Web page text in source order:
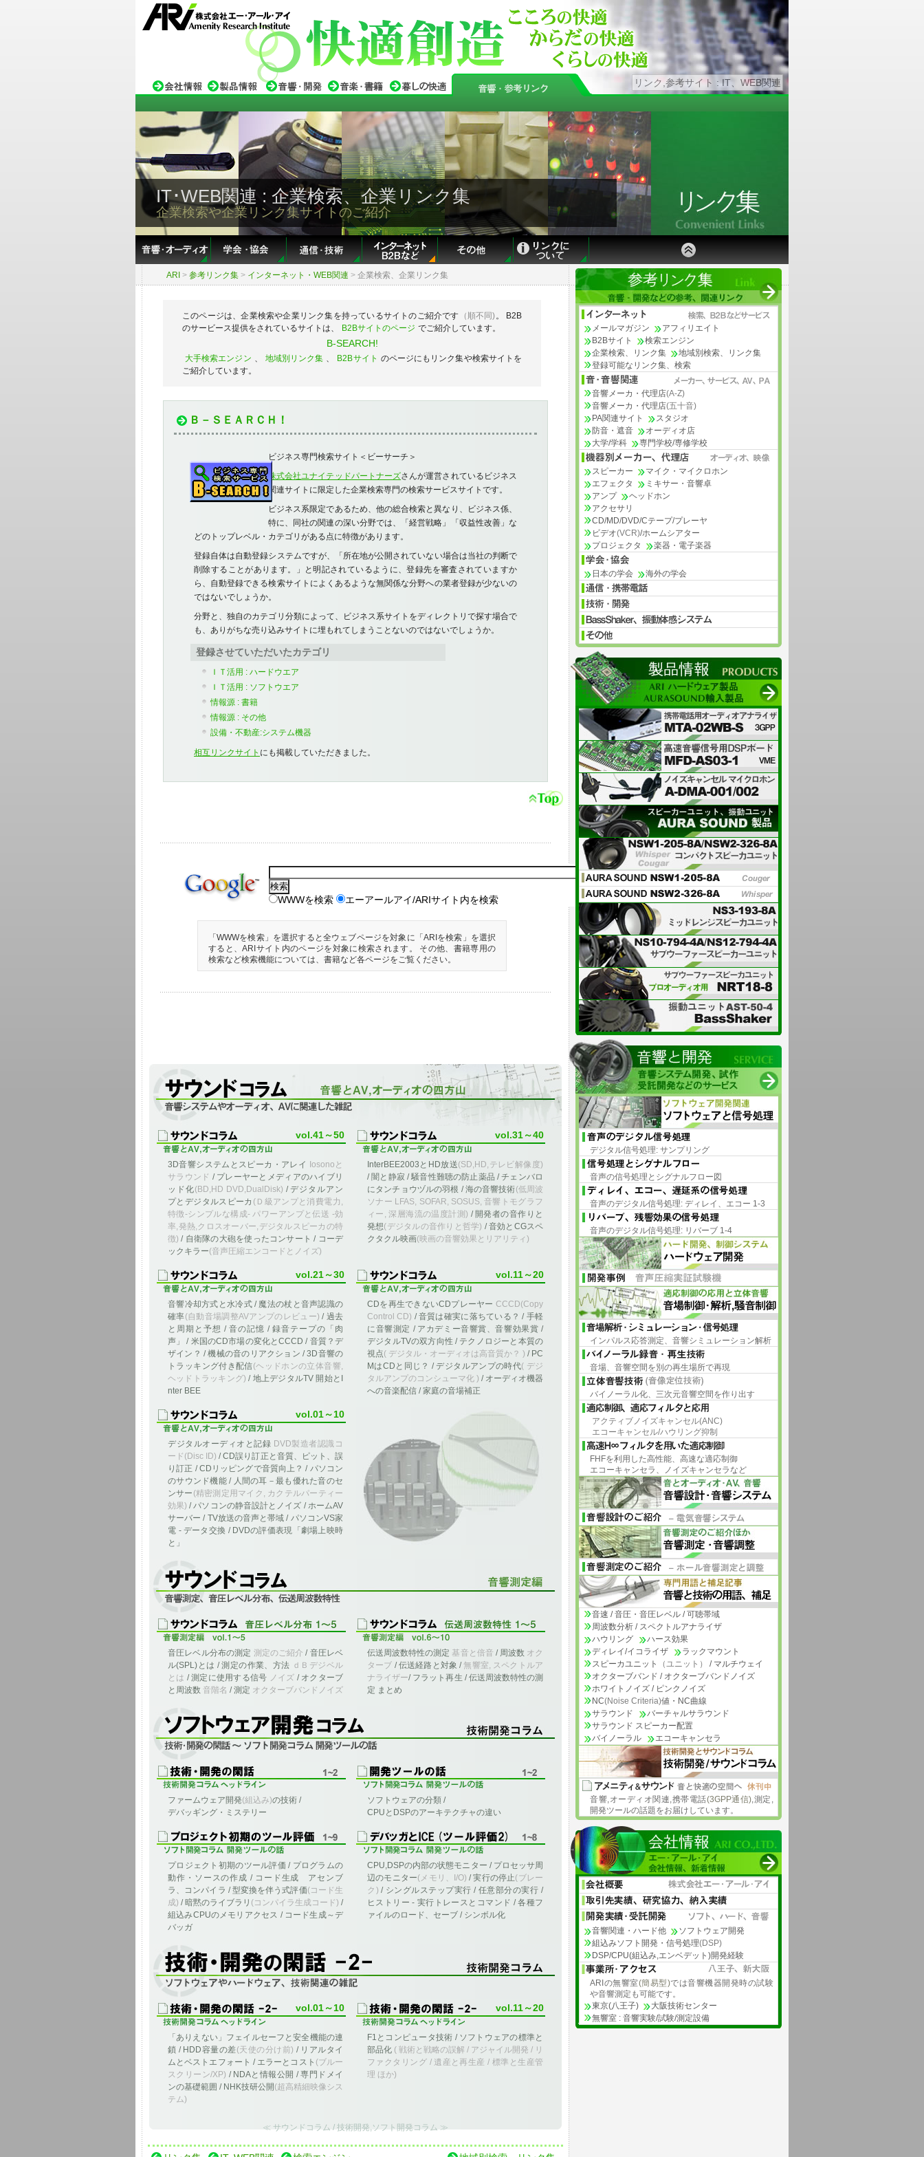
リンク,参考サイト : IT、WEB関連
IT･WEB関連 : 企業検索、企業リンク集
企業検索や企業リンク集サイトのご紹介
ARI > 参考リンク集 > インターネット・WEB関連 > 企業検索、企業リンク集
このページは、企業検索や企業リンク集を持っているサイトのご紹介です （順不同)。 B2B
のサービース提供をされているサイトは、
B2Bサイトのページ でご紹介しています。
B-SEARCH!
大手検索エンジン 、 地域別リンク集 、 B2Bサイト のページにもリンク集や検索サイトを
ご紹介しています。
Ｂ－ＳＥＡＲＣＨ！
ビジネス専門検索サイト＜ビーサーチ＞
株式会社ユナイテッドパートナーズさんが運営されているビジネス
関連サイトに限定した企業検索専門の検索サービスサイトです。
ビジネス系限定であるため、他の総合検索と異なり、ビジネス係、
特に、同社の関連の深い分野では、「経営戦略」「収益性改善」な
どのトップレベル・カテゴリがある点に特徴があります。
登録自体は自動登録システムですが、「所在地が公開されていない場合は当社の判断で
削除することがあります。」と明記されているように、登録先を審査されていますか
ら、自動登録できる検索サイトによくあるような無関係な分野への業者登録が少ないの
ではないでしょうか。
分野と、独自のカテゴリ分類によって、ビジネス系サイトをディレクトリで探す場合で
も、ありがちな売り込みサイトに埋もれてしまうことないのではないでしょうか。
登録させていただいたカテゴリ
ＩＴ活用 : ハードウエア
ＩＴ活用 : ソフトウエア
情報源 : 書籍
情報源 : その他
設備・不動産:システム機器
相互リンクサイト にも掲載していただきました。
WWWを検索 エーアールアイ/ARIサイト内を検索
「WWWを検索」を選択すると全ウェブページを対象に「ARIを検索」を選択
すると、ARIサイト内のページを対象に検索されます。 その他、書籍専用の
検索など検索機能については、書籍など各ページをご覧ください。
音響システムやオーディオ、AVに関連した雑記
vol.41～50
3D音響システムとスピーカ・アレイ
Iosonoと
サラウンド / プレーヤーとメディアのハイブリ
ッド化(BD,HD DVD,DualDisk) / デジタルアン
プとデジタルスピーカ (Ｄ級アンプと消費電力,
特徴-シンプルな構成- パワーアンプと伝送 -効
率,発熱,クロスオーバー,デジタルスピーカの特
徴) / 自衛隊の大砲を使ったコンサート / コーデ
ックキラー(音声圧縮エンコードとノイズ)
vol.31～40
InterBEE2003とHD放送(SD,HD,テレビ解像度)
/ 闇と静寂 / 騒音性難聴の防止薬品 / チェンバロ
にタンチョウヅルの羽根 / 海の音響技術(低周波
ソナー LFAS, SOFAR, SOSUS, 音響トモグラフ
ィー, 深層海流の温度計測) / 開発者の音作りと
発想(デジタルの音作りと哲学) / 音効とCGスペ
クタクル映画(映画の音響効果とリアリティ)
vol.21～30
音響冷却方式と水冷式 / 魔法の杖と音声認識の
確率(自動音場調整AVアンプのレビュー) / 過去
と周期と予想 / 音の記憶 / 録音テープの「肉
声」 / 米国のCD市場の変化とCCCD / 音質？デ
ザイン？ / 機械の音のリアクション / 3D音響の
トラッキング付き配信(ヘッドホンの立体音響,
ヘッドトラッキング) / 地上デジタルTV 開始とI
nter BEE
vol.11～20
CDを再生できないCDプレーヤー CCCD(Copy
Control CD) / 音質は確実に落ちている？ / 手軽
に音響測定 / アカデミー音響賞、音響効果賞 /
デジタルTVの双方向性 / テクノロジーと本質の
視点( デジタル・オーディオは高音質か？ ) / PC
MはCDと同じ？ / デジタルアンプの時代( デジ
タルアンプのコンシューマ化 ) / オーディオ機器
への音楽配信 / 家庭の音場補正
vol.01～10
デジタルオーディオと記録 DVD製造者認識コ
ード(Disc ID) / CD誤り訂正と音質、ピット、誤
り訂正 / CDリッピングで音質向上？ / パソコン
のサウンド機能 / 人間の耳－最も優れた音のセ
ンサー (精密測定用マイク, カクテルパーティー
効果) / パソコンの静音設計とノイズ / ホームAV
サーバー / TV放送の音声と帯域 / パソコンVS家
電 - データ交換 / DVDの評価表現「劇場上映時
と」
音響測定、音圧レベル分布、伝送周波数特性
音圧レベル分布の測定 測定のご紹介 / 音圧レベ
ル(SPL)とは / 測定の作業、方法 ｄＢデジベル
とは / 測定に使用する信号 ノイズ / オクターブ
と周波数 音階名 / 測定 オクターブバンドノイズ
伝送周波数特性の測定 基音と倍音 / 周波数 オク
ターブ / 伝送経路と対象 /無響室, スペクトルア
ナライザー/ フラット再生 / 伝送周波数特性の測
定 まとめ
ソフトウェア開発、とツールに関する雑記
ファームウェア開発(組込み)の技術 /
デバッギング・ミステリー
ソフトウェアの分類 /
CPUとDSPのアーキテクチャの違い
プロジェクト初期のツール評価 / プログラムの
動作・ソースの作成 / コード生成 アセンブ
ラ、コンパイラ / 型変換を伴う式評価(コード生
成) / 暗黙のライブラリ (コンパイラ生成コード) /
組込みCPUのメモリアクセス / コード生成～デ
バッガ
CPU,DSPの内部の状態モニター / プロセッサ周
辺のモニター(メモリ、I/O) / 実行の停止(ブレー
ク) / シングルステップ実行 / 任意部分の実行 /
ヒストリー - 実行トレースとコマンド / 各種フ
ァイルのロード、セーブ / シンボル化
ソフトウェア、ハードウェア、技術に関する雑記
vol.01～10
「ありえない」フェイルセーフと安全機能の連
鎖 / HDD容量の差 (天使の分け前) / リアルタイ
ムとベストエフォート / エラーとコスト (ブルー
スクリーン/XP) / NDAと情報公開 / 専門ドメイ
ンの基礎範囲 / NHK技研公開 (超高精細映像シス
テム)
vol.11～20
F1とコンピュータ技術 / ソフトウェアの標準と
部品化 ( 戦術と戦略の誤解 / アジャイル開発 / リ
ファクタリング / 遺産と再生産 / 標準と生産管
理 ほか)
≪ サウンドコラム / 技術開発,ソフト開発コラム ≫
メールマガジン
アフィリエイト
B2Bサイト
検索エンジン
企業検索、リンク集
地域別検索、リンク集
登録可能なリンク集、検索
音響メーカ・代理店(A-Z)
音響メーカ・代理店(五十音)
PA関連サイト
スタジオ
防音・遮音
オーディオ店
大学/学科
専門学校/専修学校
スピーカー
マイク・マイクロホン
エフェクタ
ミキサー・音響卓
アンプ
ヘッドホン
アクセサリ
CD/MD/DVD/Cテープ/プレーヤ
ビデオ(VCR)/ホームシアター
プロジェクタ
楽器・電子楽器
日本の学会 海外の学会
デジタル信号処理: サンプリング
音声の信号処理とシグナルフロー図
音声のデジタル信号処理: ディレイ、エコー 1-3
音声のデジタル信号処理: リバーブ 1-4
インパルス応答測定、音響シミュレーション解析
音場、音響空間を別の再生場所で再現
バイノーラル化、三次元音響空間を作り出す
アクティブノイズキャンセル(ANC)
エコーキャンセル/ハウリング抑制
FHFを利用した高性能、高速な適応制御
エコーキャンセラ、ノイズキャンセラなど
音速 / 音圧・音圧レベル / 可聴帯域
周波数分析 / スペクトルアナライザ
ハウリング
ハース効果
ディレイ/イコライザ
ラックマウント
スピーカユニット
（ユニット）
/ マルチウェイ
オクターブバンド / オクターブバンドノイズ
ホワイトノイズ / ピンクノイズ
NC(Noise Criteria)値・NC曲線
サラウンド
バーチャルサラウンド
サラウンド スピーカー配置
バイノーラル
エコーキャンセラ
音響,オーディオ関連,携帯電話(3GPP通信),測定,
開発ツールの話題をお届けしています。
音響関連・ハード他
ソフトウェア開発
組込みソフト開発・信号処理(DSP)
DSP/CPU(組込み,エンベデット)開発経験
ARIの無響室(簡易型)では音響機器開発時の試験
や音響測定も可能です。
東京(八王子)
大阪技術センター
無響室 : 音響実験/試験/測定設備